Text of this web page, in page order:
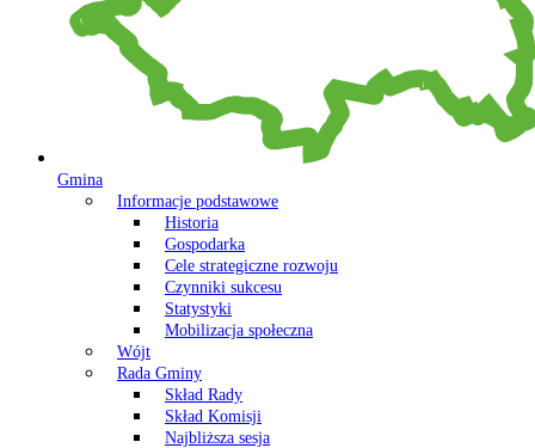
Gmina
Informacje podstawowe
Historia
Gospodarka
Cele strategiczne rozwoju
Czynniki sukcesu
Statystyki
Mobilizacja społeczna
Wójt
Rada Gminy
Skład Rady
Skład Komisji
Najbliższa sesja